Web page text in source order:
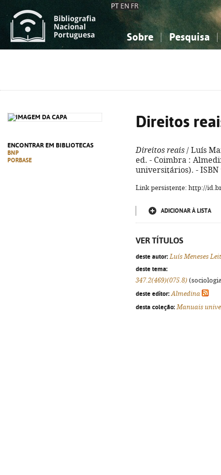
PT EN FR
Sobre Pesquisa
ENCONTRAR EM BIBLIOTECAS
BNP
PORBASE
Direitos
Direitos reais / Luís
ed. - Coimbra :
universitários). - ISBN
Link persistente: http://
ADICIONAR À LISTA
VER TÍTULOS
deste autor: Luís Meneses
deste tema:
347.2(469)(075.8)
deste editor: Almedina
desta coleção: Manuais